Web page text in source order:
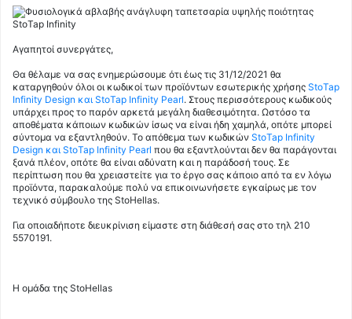
Αγαπητοί συνεργάτες,
Θα θέλαμε να σας ενημερώσουμε ότι έως τις 31/12/2021 θα
καταργηθούν όλοι οι κωδικοί των προϊόντων εσωτερικής χρήσης StoTap
Infinity Design και StoTap Infinity Pearl. Στους περισσότερους κωδικούς
υπάρχει προς το παρόν αρκετά μεγάλη διαθεσιμότητα. Ωστόσο τα
αποθέματα κάποιων κωδικών ίσως να είναι ήδη χαμηλά, οπότε μπορεί
σύντομα να εξαντληθούν. Το απόθεμα των κωδικών StoTap Infinity
Design και StoTap Infinity Pearl που θα εξαντλούνται δεν θα παράγονται
ξανά πλέον, οπότε θα είναι αδύνατη και η παράδοσή τους. Σε
περίπτωση που θα χρειαστείτε για το έργο σας κάποιο από τα εν λόγω
προϊόντα, παρακαλούμε πολύ να επικοινωνήσετε εγκαίρως με τον
τεχνικό σύμβουλο της StoHellas.
Για οποιαδήποτε διευκρίνιση είμαστε στη διάθεσή σας στο τηλ 210
5570191.
Η ομάδα της StoHellas